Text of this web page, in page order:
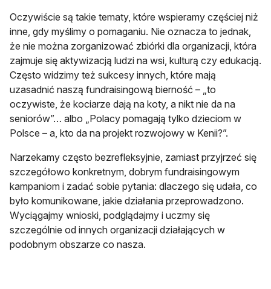
Oczywiście są takie tematy, które wspieramy częściej niż
inne, gdy myślimy o pomaganiu. Nie oznacza to jednak,
że nie można zorganizować zbiórki dla organizacji, która
zajmuje się aktywizacją ludzi na wsi, kulturą czy edukacją.
Często widzimy też sukcesy innych, które mają
uzasadnić naszą fundraisingową bierność – „to
oczywiste, że kociarze dają na koty, a nikt nie da na
seniorów”… albo „Polacy pomagają tylko dzieciom w
Polsce – a, kto da na projekt rozwojowy w Kenii?”.
Narzekamy często bezrefleksyjnie, zamiast przyjrzeć się
szczegółowo konkretnym, dobrym fundraisingowym
kampaniom i zadać sobie pytania: dlaczego się udała, co
było komunikowane, jakie działania przeprowadzono.
Wyciągajmy wnioski, podglądajmy i uczmy się
szczególnie od innych organizacji działających w
podobnym obszarze co nasza.